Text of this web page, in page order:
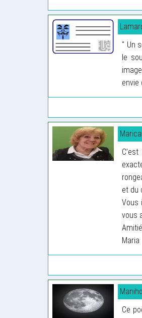
" Un
le
envie
et du
Vous
vous
Maria
Maniho
Ce